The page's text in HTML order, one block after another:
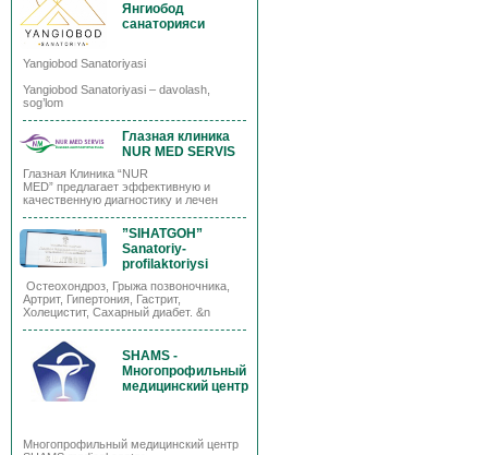
Янгиобод
санаторияси
Yangiobod Sanatoriyasi
Yangiobod Sanatoriyasi – davolash,
sog’lom
Глазная клиника
NUR MED SERVIS
Глазная Клиника “NUR
MED” предлагает эффективную и
качественную диагностику и лечен
”SIHATGOH”
Sanatoriy-
profilaktoriysi
Остеохондроз, Грыжа позвоночника,
Артрит, Гипертония, Гастрит,
Холецистит, Сахарный диабет. &n
SHAMS -
Многопрофильный
медицинский центр
Многопрофильный медицинский центр